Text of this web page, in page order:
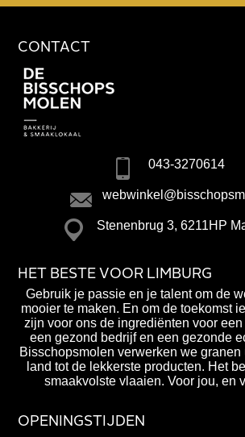
CONTACT
043-3270614
Stenenbrug 3, 6211HP
HET BESTE VOOR LIMBURG
Gebruik je passie en je talent om de
mooier te maken. En om de toekomst
zijn voor ons de ingrediënten voor
een gezond bedrijf en een gezonde
Bisschopsmolen verwerken we granen
land tot de lekkerste producten. Het
smaakvolste vlaaien. Voor jou, en
OPENINGSTIJDEN